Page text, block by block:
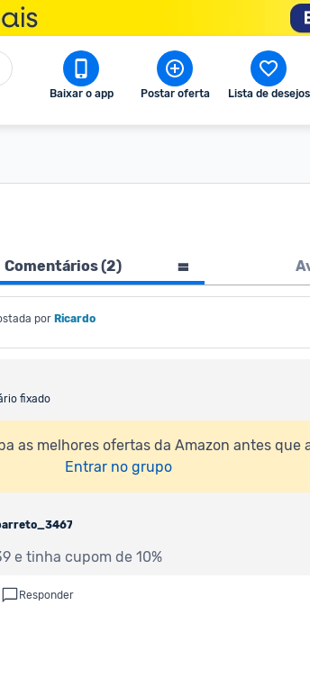
Baixar o app Postar oferta Lista de desejos
Comentários (2)
por Ricardo
fixado
as melhores ofertas da Amazon antes que
Entrar no grupo
e tinha cupom de 10%
Responder